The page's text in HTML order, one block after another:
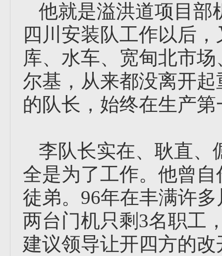
他就是溢洪道项目部
四川安装队工作以后
库、水车、宽甸北市
尔基，从来都没离开
的队长，始终在生产第
李队长实在、耿直、
全是为了工作。他曾
徒弟。96年在丰满许
两台门机只剩3名职工
建议领导让开四方的